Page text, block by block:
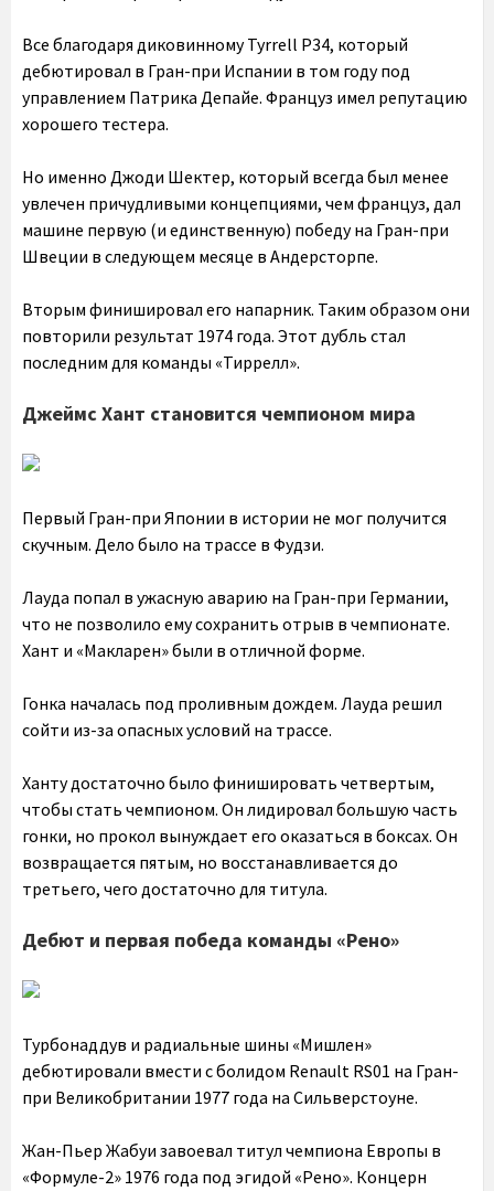
Все благодаря диковинному Tyrrell P34, который
дебютировал в Гран-при Испании в том году под
управлением Патрика Депайе. Француз имел репутацию
хорошего тестера.
Но именно Джоди Шектер, который всегда был менее
увлечен причудливыми концепциями, чем француз, дал
машине первую (и единственную) победу на Гран-при
Швеции в следующем месяце в Андерсторпе.
Вторым финишировал его напарник. Таким образом они
повторили результат 1974 года. Этот дубль стал
последним для команды «Тиррелл».
Джеймс Хант становится чемпионом мира
Первый Гран-при Японии в истории не мог получится
скучным. Дело было на трассе в Фудзи.
Лауда попал в ужасную аварию на Гран-при Германии,
что не позволило ему сохранить отрыв в чемпионате.
Хант и «Макларен» были в отличной форме.
Гонка началась под проливным дождем. Лауда решил
сойти из-за опасных условий на трассе.
Ханту достаточно было финишировать четвертым,
чтобы стать чемпионом. Он лидировал большую часть
гонки, но прокол вынуждает его оказаться в боксах. Он
возвращается пятым, но восстанавливается до
третьего, чего достаточно для титула.
Дебют и первая победа команды «Рено»
Турбонаддув и радиальные шины «Мишлен»
дебютировали вмести с болидом Renault RS01 на Гран-
при Великобритании 1977 года на Сильверстоуне.
Жан-Пьер Жабуи завоевал титул чемпиона Европы в
«Формуле-2» 1976 года под эгидой «Рено». Концерн